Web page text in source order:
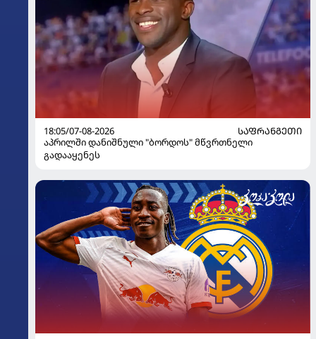
18:05/07-08-2026
ᲡᲐᲤᲠᲐᲜᲒᲔᲗᲘ
აპრილში დანიშნული "ბორდოს" მწვრთნელი
გადააყენეს